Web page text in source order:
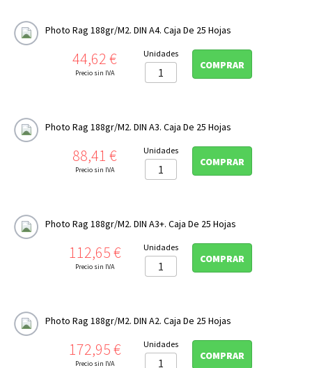
Photo Rag 188gr/m2. DIN A4. Caja De 25 Hojas
Precio
44,62 €
Precio sin IVA
Unidades
COMPRAR
Photo Rag 188gr/m2. DIN A3. Caja De 25 Hojas
Precio
88,41 €
Precio sin IVA
Unidades
COMPRAR
Photo Rag 188gr/m2. DIN A3+. Caja De 25 Hojas
Precio
112,65 €
Precio sin IVA
Unidades
COMPRAR
Photo Rag 188gr/m2. DIN A2. Caja De 25 Hojas
Precio
172,95 €
Precio sin IVA
Unidades
COMPRAR